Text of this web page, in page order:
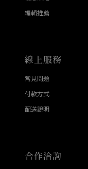
編輯推薦
線上服務
常見問題
付款方式
配送說明
合作洽詢